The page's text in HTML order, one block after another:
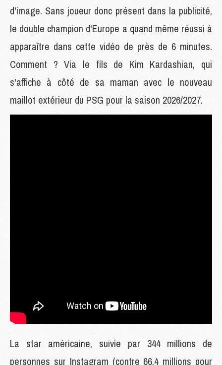
d'image. Sans joueur donc présent dans la publicité,
le double champion d'Europe a quand même réussi à
apparaître dans cette vidéo de près de 6 minutes.
Comment ? Via le fils de Kim Kardashian, qui
s'affiche à côté de sa maman avec le nouveau
maillot extérieur du PSG pour la saison 2026/2027.
La star américaine, suivie par 344 millions de
personnes sur Instagram (contre 66,4 millions pour